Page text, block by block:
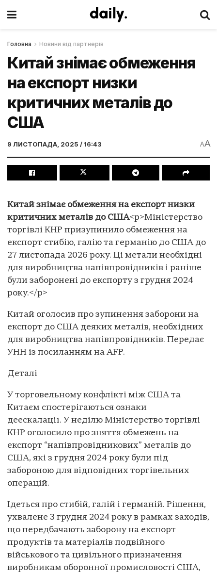
Головна Новини від партнерів
Китай знімає обмеження
на експорт низки
критичних металів до
США
9 ЛИСТОПАДА, 2025 / 16:43 AA
Китай знімає обмеження на експорт низки
критичних металів до США<p>Міністерство
торгівлі КНР призупинило обмеження на
експорт стибію, галію та германію до США до
27 листопада 2026 року. Ці метали необхідні
для виробництва напівпровідників і раніше
були заборонені до експорту з грудня 2024
року.</p>
Китай оголосив про зупинення заборони на
експорт до США деяких металів, необхідних
для виробництва напівпровідників. Передає
УНН із посиланням на AFP.
Деталі
У торговельному конфлікті між США та
Китаєм спостерігаються ознаки
деескалації. У неділю Міністерство торгівлі
КНР оголосило про зняття обмежень на
експорт “напівпровідникових” металів до
США, які з грудня 2024 року були під
забороною для відповідних торгівельних
операцій.
Ідеться про стибій, галій і германій. Рішення,
ухвалене 3 грудня 2024 року в рамках заходів,
що передбачають заборону на експорт
продуктів та матеріалів подвійного
військового та цивільного призначення
виробникам оборонної промисловості США,